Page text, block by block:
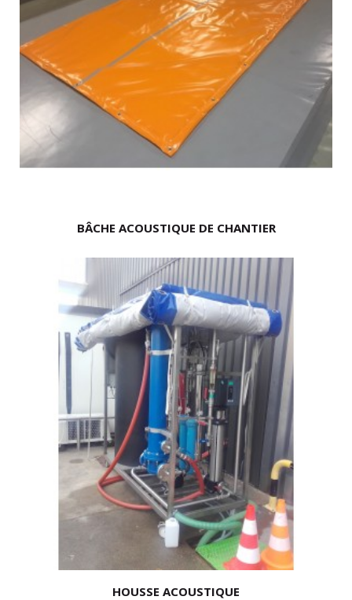
BÂCHE ACOUSTIQUE DE CHANTIER
HOUSSE ACOUSTIQUE